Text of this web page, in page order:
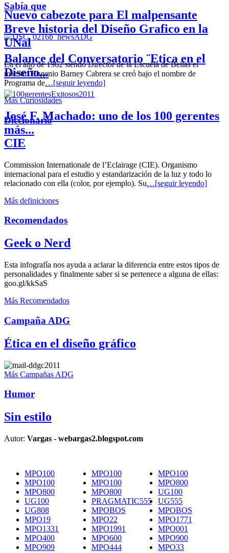
Nuevo cabezote para El malpensante
Balance del Conversatorio ¨Etica en el
Diseño...
José F. Machado: uno de los 100 gerentes
más...
Sabía que
Breve historia del Diseño Grafico en la
UNal
En el año de 1962 siendo Director de la Escuela de Bellas el
maestro Eugenio Barney Cabrera se creó bajo el nombre de
Programa de…[seguir leyendo]
Más Curiosidades
Diccionario
CIE
Commission Internationale de l’Eclairage (CIE). Organismo
internacional para el estudio y estandarización de la luz y todo lo
relacionado con ella (color, por ejemplo). Su…[seguir leyendo]
Más definiciones
Recomendados
Geek o Nerd
Esta infografía nos ayuda a aclarar la diferencia entre estos tipos de
personalidades y finalmente saber si se pertenece a alguna de ellas:
goo.gl/kkSaS
Más Recomendados
Campaña ADG
Ética en el diseño gráfico
Más Campañas ADG
Humor
Sin estilo
Autor: Vargas - webargas2.blogspot.com
MPO100 MPO100
MPO100
MPO100
MPO100
MPO800
MPO800
MPO800
UG100
UG100
PRAGMATIC555
UG555
UG808
MPOBOS
MPOBOS
MPO19
MPO22
MPO1771
MPO1331
MPO1991
MPO001
MPO400
MPO600
MPO900
MPO909
MPO444
MPO33